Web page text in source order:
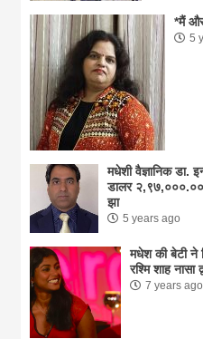
*मैं
5
मधेशी वैज्ञानिक डा.
डालर २,९७,०००.००
झा
5 years ago
मधेश की बेटी ने
रश्मि शाह नासा
7 years ago